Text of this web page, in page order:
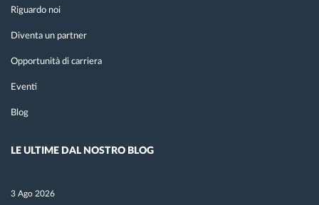
Riguardo noi
Diventa un partner
Opportunità di carriera
Eventi
Blog
LE ULTIME DAL NOSTRO BLOG
3 Ago 2026